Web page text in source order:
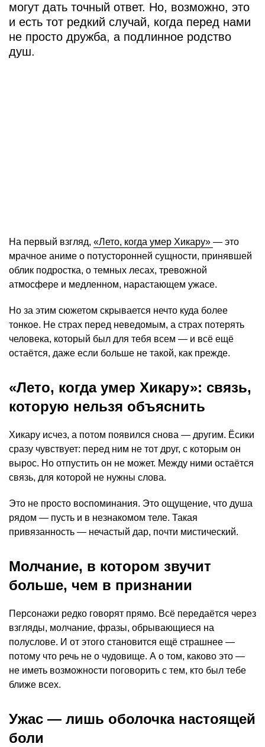
могут дать точный ответ. Но, возможно, это
и есть тот редкий случай, когда перед нами
не просто дружба, а подлинное родство
душ.
На первый взгляд, «Лето, когда умер Хикару» — это
мрачное аниме о потусторонней сущности, принявшей
облик подростка, о темных лесах, тревожной
атмосфере и медленном, нарастающем ужасе.
Но за этим сюжетом скрывается нечто куда более
тонкое. Не страх перед неведомым, а страх потерять
человека, который был для тебя всем — и всё ещё
остаётся, даже если больше не такой, как прежде.
«Лето, когда умер Хикару»: связь,
которую нельзя объяснить
Хикару исчез, а потом появился снова — другим. Ёсики
сразу чувствует: перед ним не тот друг, с которым он
вырос. Но отпустить он не может. Между ними остаётся
связь, для которой не нужны слова.
Это не просто воспоминания. Это ощущение, что душа
рядом — пусть и в незнакомом теле. Такая
привязанность — нечастый дар, почти мистический.
Молчание, в котором звучит
больше, чем в признании
Персонажи редко говорят прямо. Всё передаётся через
взгляды, молчание, фразы, обрывающиеся на
полуслове. И от этого становится ещё страшнее —
потому что речь не о чудовище. А о том, каково это —
не иметь возможности поговорить с тем, кто был тебе
ближе всех.
Ужас — лишь оболочка настоящей
боли